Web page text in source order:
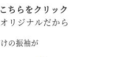
ちらをクリック
リジナルだから
の振袖が